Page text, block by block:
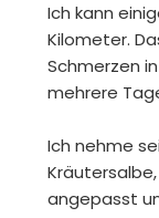
Ich kann
Kilometer.
Schmerzen
mehrere
Ich nehme
angepasst